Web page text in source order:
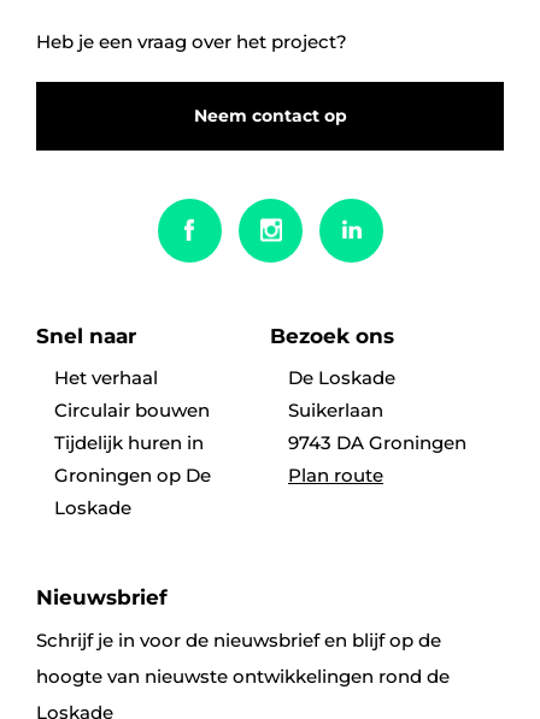
Heb je een vraag over het project?
Neem contact op
Snel naar
Het verhaal
Circulair bouwen
Tijdelijk huren in
Groningen op De
Loskade
Bezoek ons
De Loskade
Suikerlaan
9743 DA Groningen
Plan route
Nieuwsbrief
Schrijf je in voor de nieuwsbrief en blijf op de
hoogte van nieuwste ontwikkelingen rond de
Loskade